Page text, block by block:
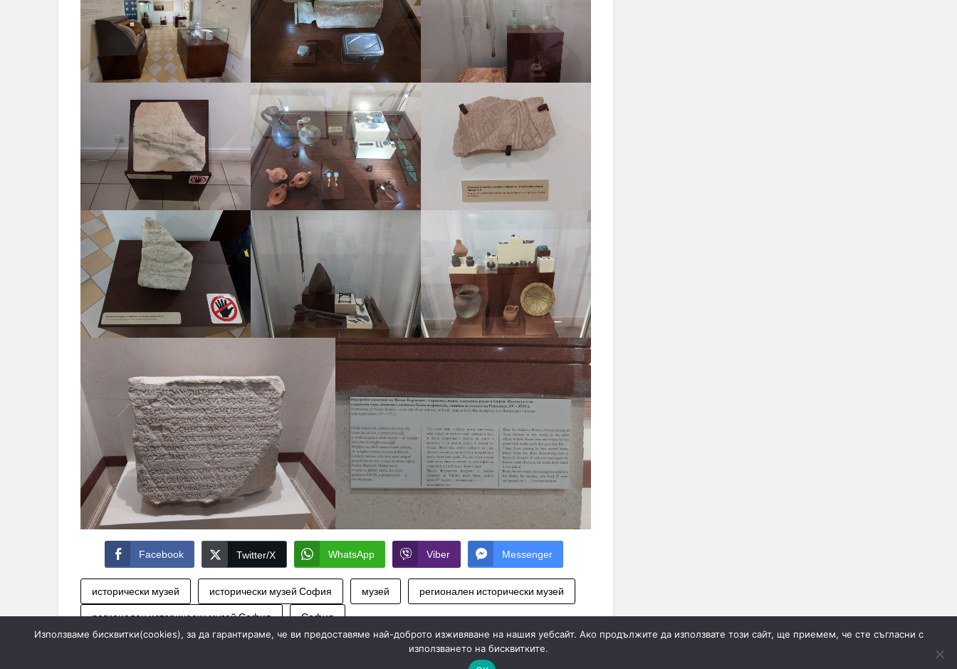
Facebook Twitter/X WhatsApp Viber Messenger
исторически музей исторически музей София музей регионален исторически музей
регионален исторически музей София София
Използваме бисквитки(cookies), за да гарантираме, че ви предоставяме най-доброто изживяване на нашия уебсайт. Ако продължите да използвате този сайт, ще приемем, че сте съгласни с
използването на бисквитките.